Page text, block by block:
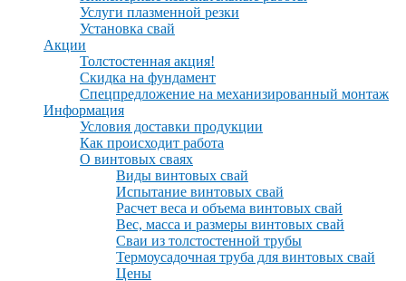
Услуги плазменной резки
Установка свай
Акции
Толстостенная акция!
Скидка на фундамент
Спецпредложение на механизированный монтаж
Информация
Условия доставки продукции
Как происходит работа
О винтовых сваях
Виды винтовых свай
Испытание винтовых свай
Расчет веса и объема винтовых свай
Вес, масса и размеры винтовых свай
Сваи из толстостенной трубы
Термоусадочная труба для винтовых свай
Цены